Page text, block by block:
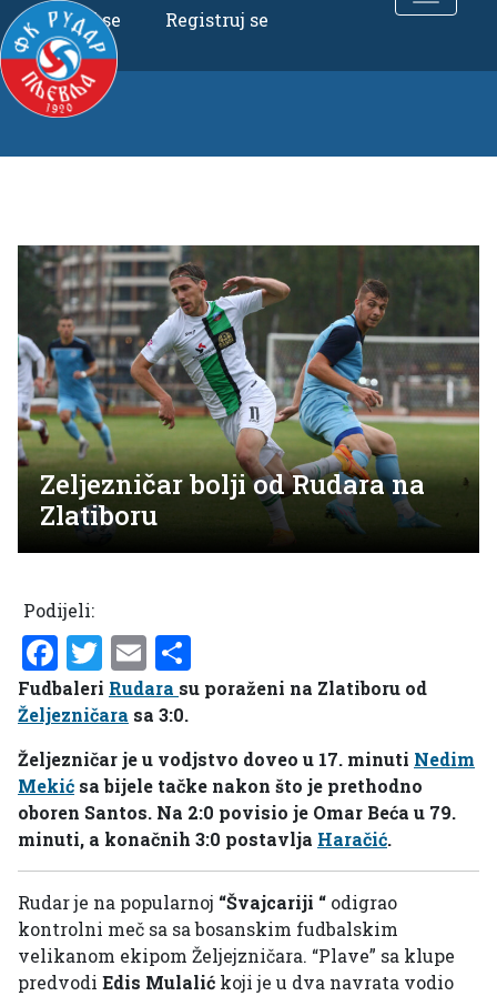
Uloguj se Registruj se
Zeljezničar bolji od Rudara na
Zlatiboru
Podijeli:
Facebook
Twitter
Email
Fudbaleri Rudara su poraženi na Zlatiboru od
Željezničara sa 3:0.
Željezničar je u vodjstvo doveo u 17. minuti Nedim
Mekić sa bijele tačke nakon što je prethodno
oboren Santos. Na 2:0 povisio je Omar Beća u 79.
minuti, a konačnih 3:0 postavlja Haračić.
Rudar je na popularnoj “Švajcariji “ odigrao
kontrolni meč sa sa bosanskim fudbalskim
velikanom ekipom Željejzničara. “Plave” sa klupe
predvodi Edis Mulalić koji je u dva navrata vodio